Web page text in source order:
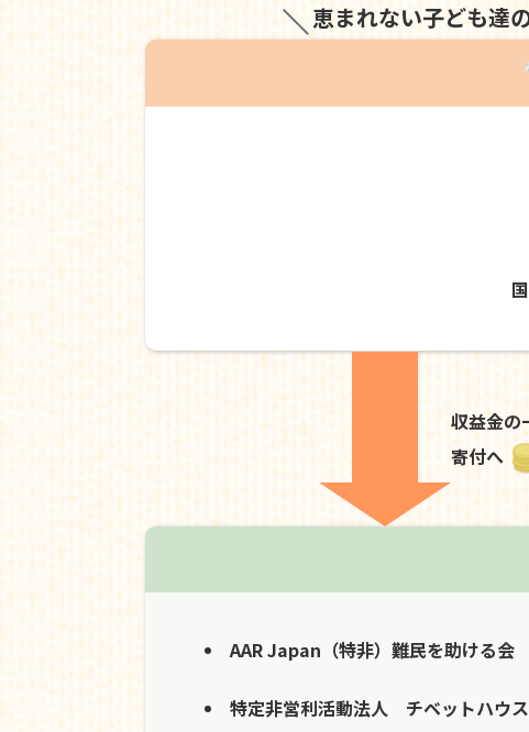
恵まれない子ども達
収益金の
寄付へ
AAR Japan（特非）難民を助ける会
特定非営利活動法人 チベットハウス